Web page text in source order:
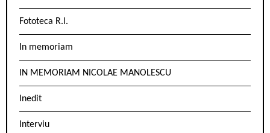
Fototeca R.l.
In memoriam
IN MEMORIAM NICOLAE MANOLESCU
Inedit
Interviu